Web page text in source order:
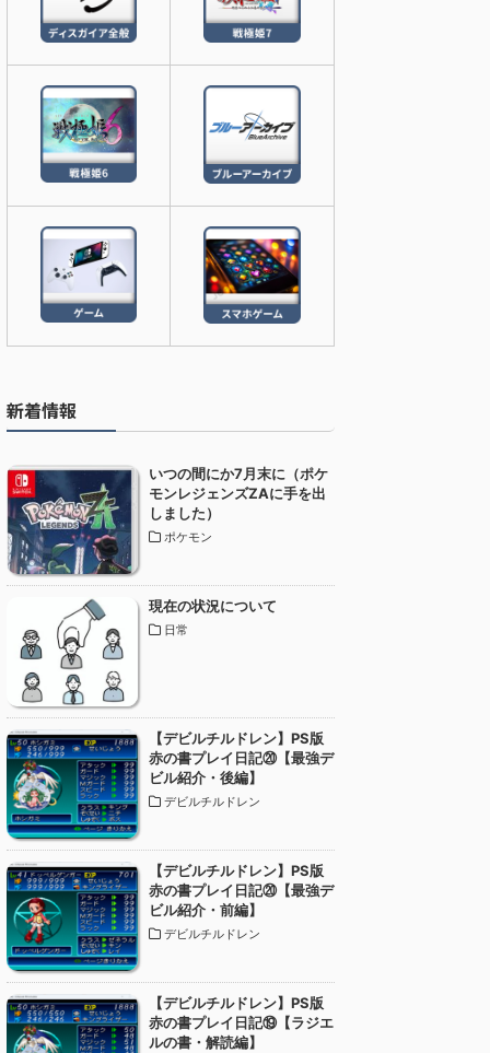
新着情報
いつの間にか7月末に（ポケ
モンレジェンズZAに手を出
しました）
ポケモン
現在の状況について
日常
【デビルチルドレン】PS版
赤の書プレイ日記⑳【最強デ
ビル紹介・後編】
デビルチルドレン
【デビルチルドレン】PS版
赤の書プレイ日記⑳【最強デ
ビル紹介・前編】
デビルチルドレン
【デビルチルドレン】PS版
赤の書プレイ日記⑲【ラジエ
ルの書・解読編】